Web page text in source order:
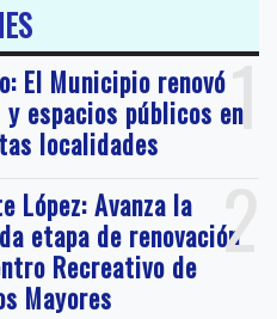
1
El Municipio renovó
y espacios públicos en
localidades
2
López: Avanza la
etapa de renovación
Recreativo de
Mayores